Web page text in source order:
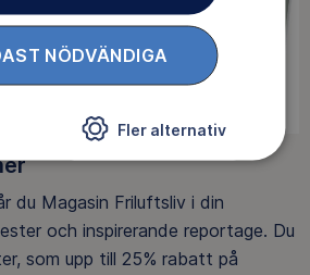
du Magasin Friluftsliv i din
och inspirerande reportage. Du
som upp till 25% rabatt på
NÖDVÄNDIGA
Fler alternativ